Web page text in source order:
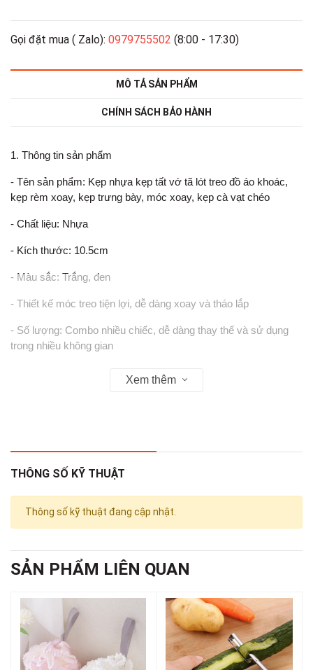
Gọi đặt mua ( Zalo): 0979755502 (8:00 - 17:30)
MÔ TẢ SẢN PHẨM
CHÍNH SÁCH BẢO HÀNH
1. Thông tin sản phẩm
- Tên sản phẩm: Kẹp nhựa kẹp tất vớ tã lót treo đồ áo khoác,
kẹp rèm xoay, kẹp trưng bày, móc xoay, kẹp cà vạt chéo
- Chất liệu: Nhựa
- Kích thước: 10.5cm
- Màu sắc: Trắng, đen
- Thiết kế móc treo tiện lợi, dễ dàng xoay và tháo lắp
- Số lượng: Combo nhiều chiếc, dễ dàng thay thế và sử dụng
trong nhiều không gian
- Móc xoay linh hoạt 360 độ, dễ dàng điều chỉnh hướng treo
- Kẹp chắc chắn, giữ vật dụng không bị rơi khi có gió hoặc di
chuyển
tay, đồ lót, khẩu trang,...
3. Công dụng, chức năng
- Kẹp đồ đa năng sử dụng trong gia đình, cửa hàng, siêu thị
trưng bày sản phẩm
Xem thêm
THÔNG SỐ KỸ THUẬT
Thông số kỹ thuật đang cập nhật.
SẢN PHẨM LIÊN QUAN